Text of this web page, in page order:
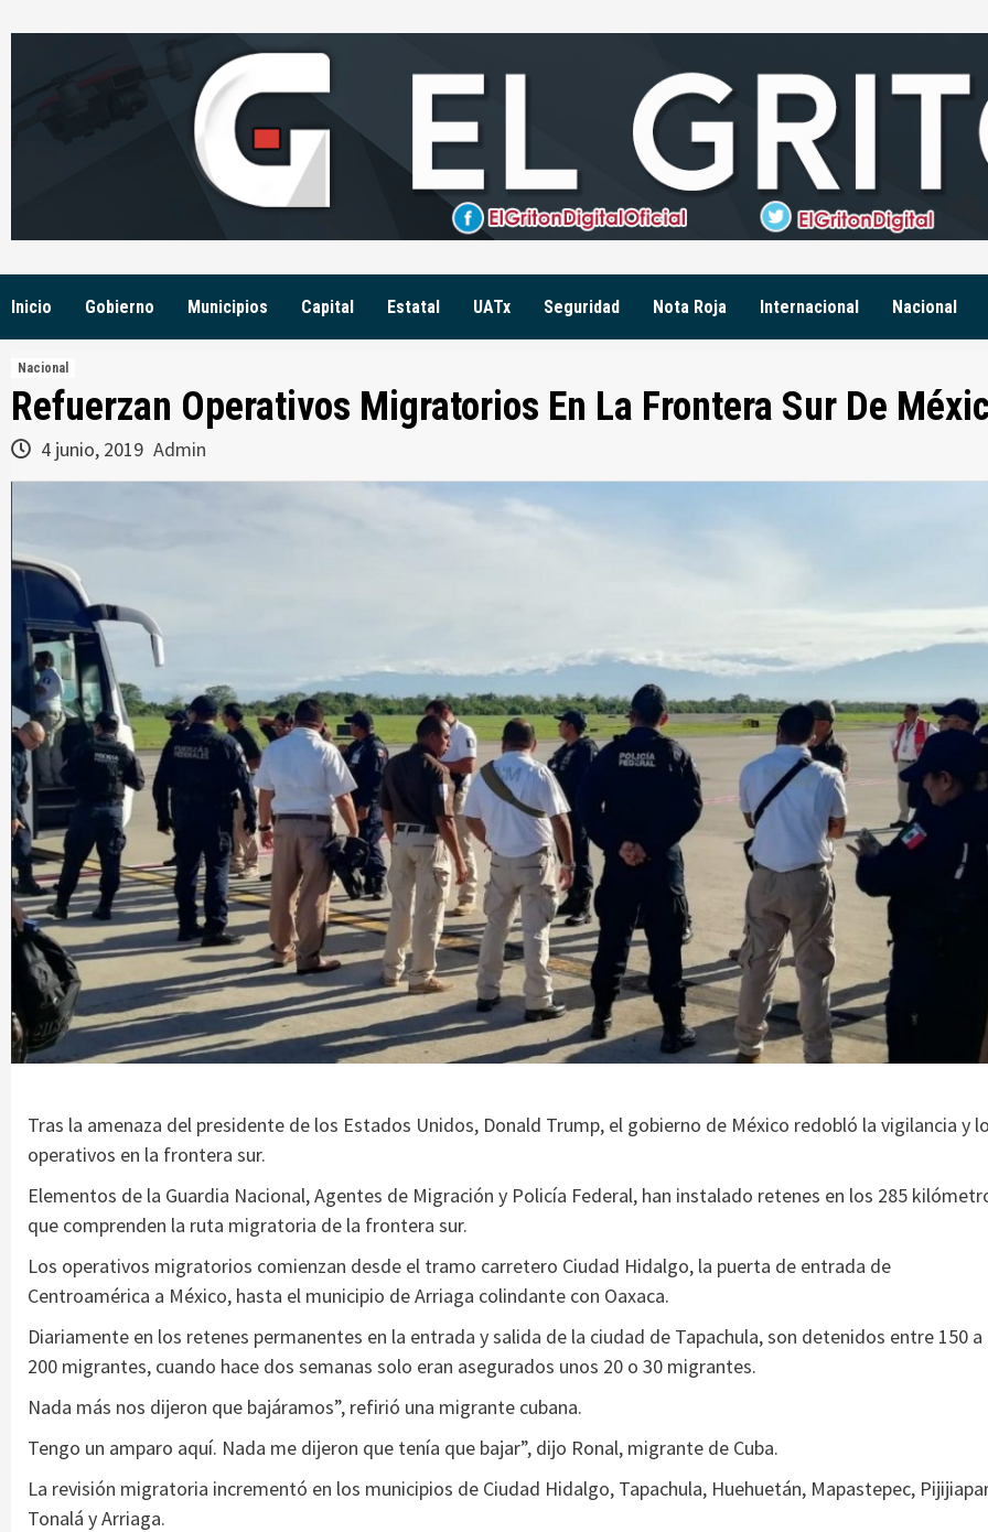
to
Inicio Gobierno Municipios Capital Estatal UATx Seguridad Nota Roja Internacional Nacional
Nacional
Refuerzan Operativos Migratorios En La Frontera Sur De
4 junio, 2019 Admin
Tras la amenaza del presidente de los Estados Unidos, Donald Trump, el gobierno de México redobló la vigilancia y
operativos en la frontera sur.
Elementos de la Guardia Nacional, Agentes de Migración y Policía Federal, han instalado retenes en los 285
que comprenden la ruta migratoria de la frontera sur.
Los operativos migratorios comienzan desde el tramo carretero Ciudad Hidalgo, la puerta de entrada de
Centroamérica a México, hasta el municipio de Arriaga colindante con Oaxaca.
Diariamente en los retenes permanentes en la entrada y salida de la ciudad de Tapachula, son detenidos entre 150 a
200 migrantes, cuando hace dos semanas solo eran asegurados unos 20 o 30 migrantes.
Nada más nos dijeron que bajáramos”, refirió una migrante cubana.
Tengo un amparo aquí. Nada me dijeron que tenía que bajar”, dijo Ronal, migrante de Cuba.
La revisión migratoria incrementó en los municipios de Ciudad Hidalgo, Tapachula, Huehuetán, Mapastepec,
Tonalá y Arriaga.